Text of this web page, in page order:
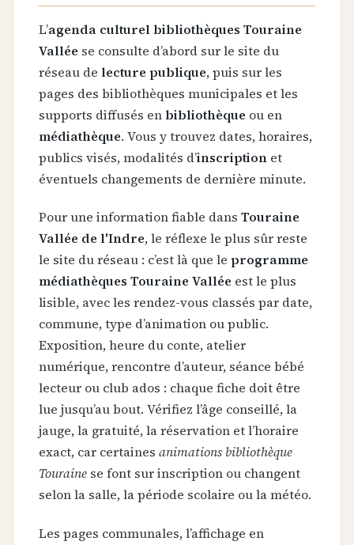
L’agenda culturel bibliothèques Touraine
Vallée se consulte d’abord sur le site du
réseau de lecture publique, puis sur les
pages des bibliothèques municipales et les
supports diffusés enbibliothèque ou en
médiathèque. Vous y trouvez dates, horaires,
publics visés, modalités d’inscription et
éventuels changements de dernière minute.
Pour une information fiable dans Touraine
Vallée de l'Indre, le réflexe le plus sûr reste
le site du réseau : c’est là que le programme
médiathèques Touraine Vallée est le plus
lisible, avec les rendez-vous classés par date,
commune, type d’animation ou public.
Exposition, heure du conte, atelier
numérique, rencontre d’auteur, séance bébé
lecteur ou club ados : chaque fiche doit être
lue jusqu’au bout. Vérifiez l’âge conseillé, la
jauge, la gratuité, la réservation et l’horaire
exact, car certaines animations bibliothèque
Touraine se font sur inscription ou changent
selon la salle, la période scolaire ou la météo.
Les pages communales, l’affichage en